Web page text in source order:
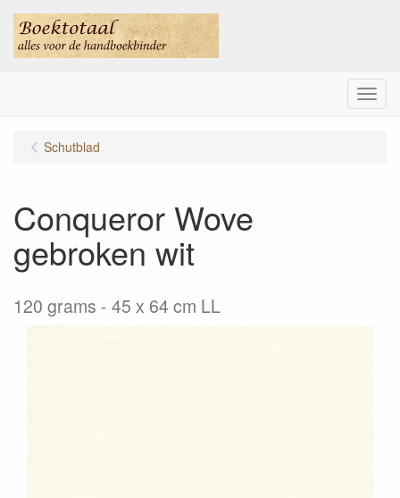
Menu
Schutblad
Conqueror Wove
gebroken wit
120 grams - 45 x 64 cm LL